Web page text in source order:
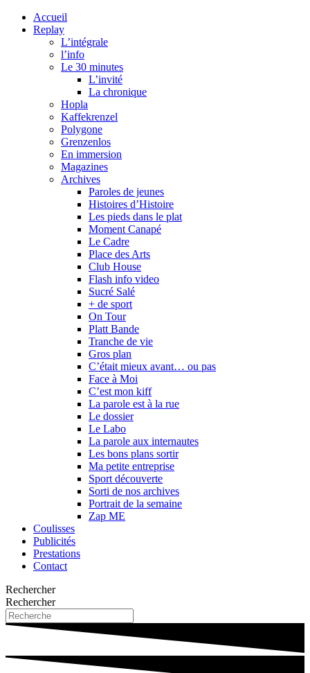
Accueil
Replay
L’intégrale
l’info
Le 30 minutes
L’invité
La chronique
Hopla
Kaffekrenzel
Polygone
Grenzenlos
En immersion
Magazines
Archives
Paroles de jeunes
Histoires d’Histoire
Les pieds dans le plat
Moment Canapé
Le Cadre
Place des Arts
Club House
Flash info video
Sucré Salé
+ de sport
On Tour
Platt Bande
Tranche de vie
Gros plan
C’était mieux avant… ou pas
Face à Moi
C’est mon kiff
La parole est à la rue
Le dossier
Le Labo
La parole aux internautes
Les bons plans sortir
Ma petite entreprise
Sport découverte
Sorti de nos archives
Portrait de la semaine
Zap ME
Coulisses
Publicités
Prestations
Contact
Rechercher
Rechercher